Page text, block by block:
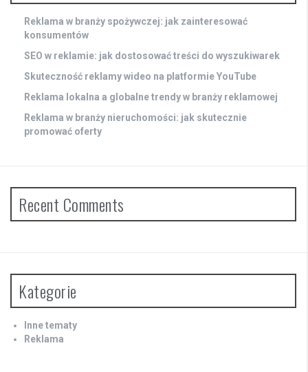
Reklama w branży spożywczej: jak zainteresować
konsumentów
SEO w reklamie: jak dostosować treści do wyszukiwarek
Skuteczność reklamy wideo na platformie YouTube
Reklama lokalna a globalne trendy w branży reklamowej
Reklama w branży nieruchomości: jak skutecznie
promować oferty
Recent Comments
Kategorie
Inne tematy
Reklama